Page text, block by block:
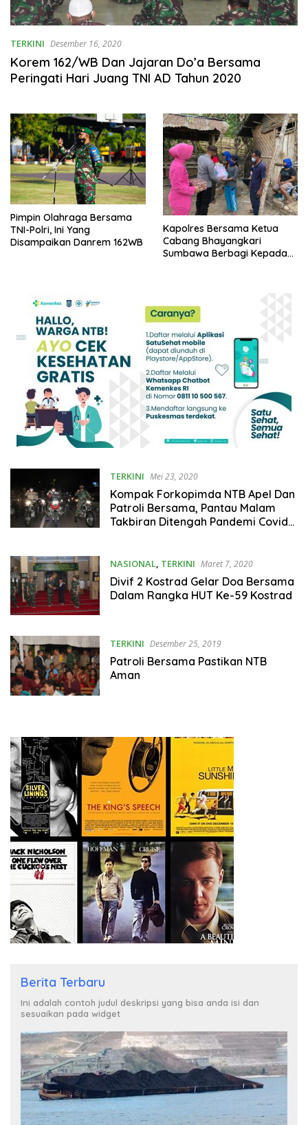
TERKINI Desember 16, 2020
Korem 162/WB Dan Jajaran Do’a Bersama
Peringati Hari Juang TNI AD Tahun 2020
Pimpin Olahraga Bersama
TNI-Polri, Ini Yang
Disampaikan Danrem 162WB
Kapolres Bersama Ketua
Cabang Bhayangkari
Sumbawa Berbagi Kepada
TERKINI Mei 23, 2020
Kompak Forkopimda NTB Apel Dan
Patroli Bersama, Pantau Malam
Takbiran Ditengah Pandemi Covid-
NASIONAL, TERKINI Maret 7, 2020
Divif 2 Kostrad Gelar Doa Bersama
Dalam Rangka HUT Ke-59 Kostrad
TERKINI Desember 25, 2019
Patroli Bersama Pastikan NTB
Aman
Berita Terbaru
Ini adalah contoh judul deskripsi yang bisa anda isi dan
sesuaikan pada widget